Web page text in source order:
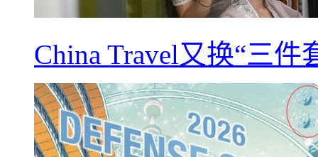
China Travel又换“三